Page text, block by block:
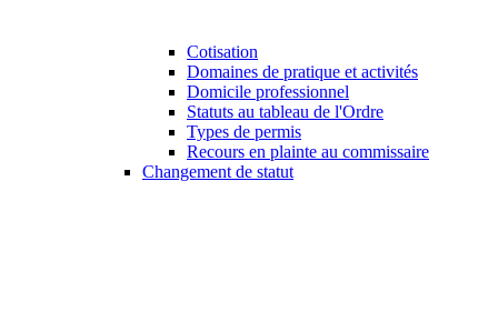
Cotisation
Domaines de pratique et activités
Domicile professionnel
Statuts au tableau de l'Ordre
Types de permis
Recours en plainte au commissaire
Changement de statut